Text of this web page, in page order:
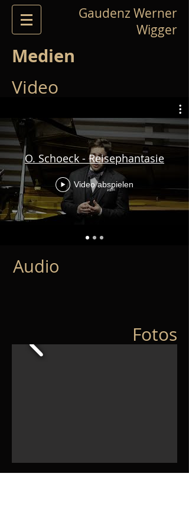
Gaudenz Werner
Wigger
Medien
Video
O. Schoeck - Reisephantasie
Video abspielen
Audio
Fotos